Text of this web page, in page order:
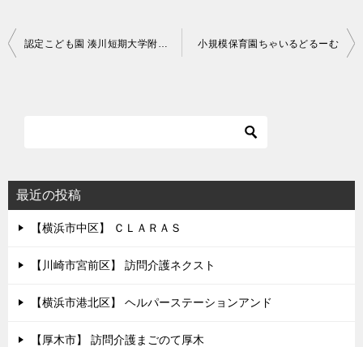
投
シ
ョ
小規模保育園ちゃいるどるーむ
最近の投稿
【横浜市中区】 ＣＬＡＲＡＳ
【川崎市宮前区】 訪問介護ネクスト
【横浜市港北区】 ヘルパーステーションアンド
【厚木市】 訪問介護まごのて厚木